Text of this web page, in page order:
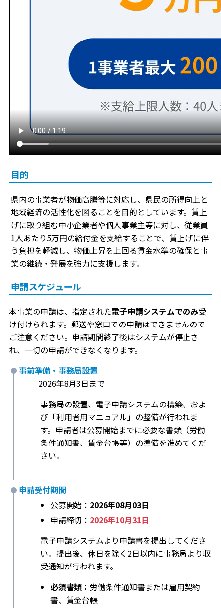
目的
県内の事業者が物価高騰等に対応し、県民の所得向上と
地域経済の活性化を図ることを目的としています。賃上
げに取り組む中小企業者や個人事業主等に対し、従業員
1人あたり5万円の給付金を支給することで、賃上げに伴
う負担を軽減し、物価上昇を上回る賃金水準の確保と事
業の継続・発展を強力に支援します。
申請スケジュール
本事業の申請は、指定された電子申請システムでのみ受
け付けられます。郵送や窓口での申請はできませんので
ご注意ください。申請期間終了後はシステムが停止さ
れ、一切の申請ができなくなります。
事前準備・事務局設置
2026年8月3日まで
事務局の設置、電子申請システムの構築、およ
び「利用者用マニュアル」の整備が行われま
す。申請者は公募開始までに必要な書類（労働
条件通知書、賃金台帳等）の準備を進めてくだ
さい。
申請受付期間
公募開始： 2026年08月03日
申請締切： 2026年10月31日
電子申請システムより申請書を提出してくださ
い。提出後、休日を除く2日以内に事務局より収
受通知が行われます。
必須書類： 労働条件通知書または雇用契約
書、賃金台帳